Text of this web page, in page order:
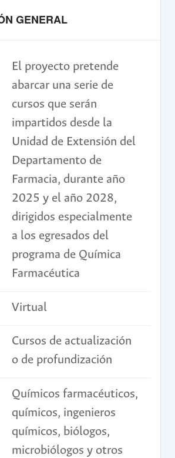
GENERAL
El proyecto pretende
abarcar una serie de
cursos que serán
impartidos desde la
Unidad de Extensión del
Departamento de
Farmacia, durante año
2025 y el año 2028,
dirigidos especialmente
a los egresados del
programa de Química
Farmacéutica
Virtual
Cursos de actualización
o de profundización
Químicos farmacéuticos,
químicos, ingenieros
químicos, biólogos,
microbiólogos y otros